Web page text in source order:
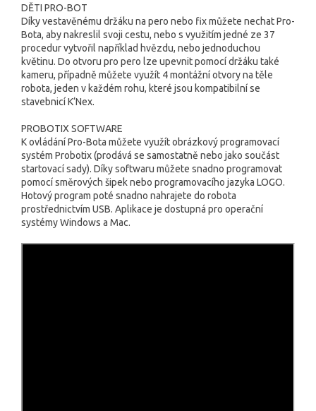
DĚTI PRO-BOT
Díky vestavěnému držáku na pero nebo fix můžete nechat Pro-
Bota, aby nakreslil svoji cestu, nebo s využitím jedné ze 37
procedur vytvořil například hvězdu, nebo jednoduchou
květinu. Do otvoru pro pero lze upevnit pomocí držáku také
kameru, případně můžete využít 4 montážní otvory na těle
robota, jeden v každém rohu, které jsou kompatibilní se
stavebnicí K‘Nex.
PROBOTIX SOFTWARE
K ovládání Pro-Bota můžete využít obrázkový programovací
systém Probotix (prodává se samostatně nebo jako součást
startovací sady). Díky softwaru můžete snadno programovat
pomocí směrových šipek nebo programovacího jazyka LOGO.
Hotový program poté snadno nahrajete do robota
prostřednictvím USB. Aplikace je dostupná pro operační
systémy Windows a Mac.